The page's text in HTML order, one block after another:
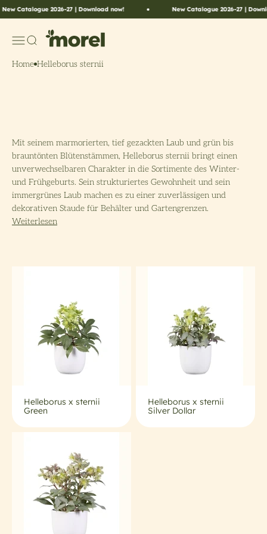
Zum Inhalt springen
Catalogue 2026-27 | Download now! New Catalogue 2026-27 |
MenüSucheMorel Flowers
Home Helleborus sternii
Mit seinem marmorierten, tief gezackten Laub und grün bis
brauntönten Blütenstämmen, Helleborus sternii bringt einen
unverwechselbaren Charakter in die Sortimente des Winter-
und Frühgeburts. Sein strukturiertes Gewohnheit und sein
immergrünes Laub machen es zu einer zuverlässigen und
dekorativen Staude für Behälter und Gartengrenzen.
• Starke, kompakte Pflanzen mit ausgezeichneter visueller
Weiterlesen
Helleborus x sternii
Green
Helleborus x sternii
Silver Dollar